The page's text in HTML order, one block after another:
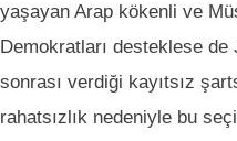
yaşayan Arap kökenli ve
Demokratları desteklese de
sonrası verdiği kayıtsız
rahatsızlık nedeniyle bu